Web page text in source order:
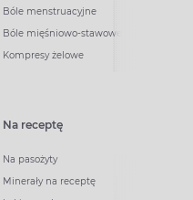
Bóle menstruacyjne
Bóle mięśniowo-stawowe
Kompresy żelowe
Na receptę
Na pasożyty
Minerały na receptę